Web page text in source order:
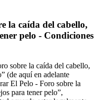
la caída del cabello,
pelo - Condiciones
sobre la caída del cabello,
(de aquí en adelante
El Pelo - Foro sobre la
para tener pelo”,